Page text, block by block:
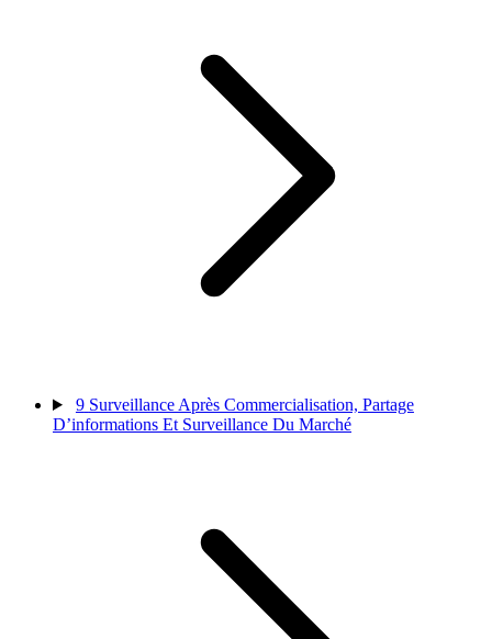
9 Surveillance Après Commercialisation, Partage
D’informations Et Surveillance Du Marché